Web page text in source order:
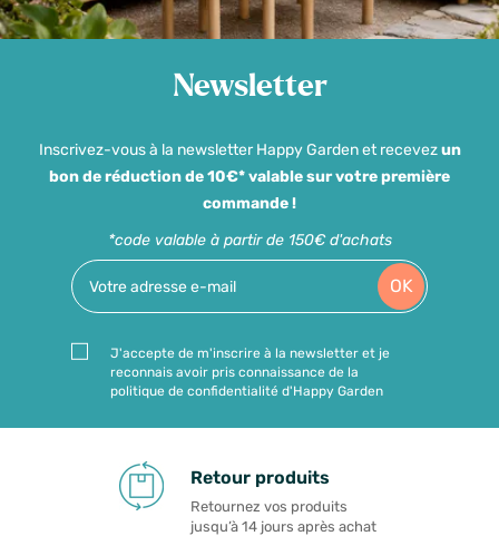
Newsletter
Inscrivez-vous à la newsletter Happy Garden et recevezun
bon de réduction de 10€* valable sur votre première
commande !
*code valable à partir de 150€ d'achats
OK
J'accepte de m'inscrire à la newsletter et je
reconnais avoir pris connaissance de la
politique de confidentialité d'Happy Garden
Retour produits
Retournez vos produits
jusqu’à 14 jours après achat